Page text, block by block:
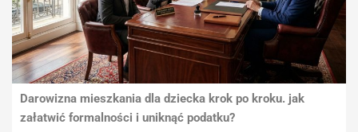
Darowizna mieszkania dla dziecka krok po kroku. jak
załatwić formalności i uniknąć podatku?